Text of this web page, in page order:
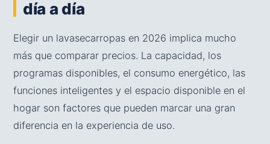
día a día
Elegir un lavasecarropas en 2026 implica mucho
más que comparar precios. La capacidad, los
programas disponibles, el consumo energético, las
funciones inteligentes y el espacio disponible en el
hogar son factores que pueden marcar una gran
diferencia en la experiencia de uso.